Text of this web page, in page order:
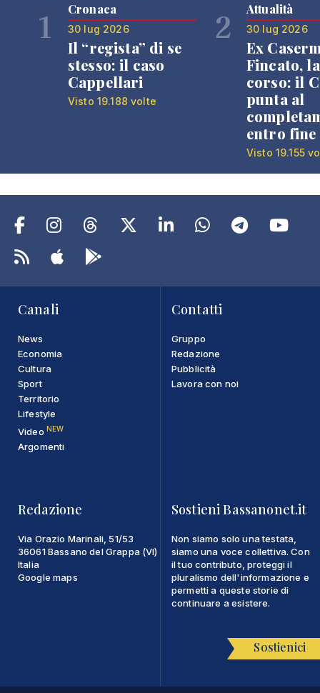
1 Cronaca
30 lug 2026
Il “regista” di se
stesso: il caso
Cappellari
Visto 19.188 volte
2 Attualità
30 lug 2026
Ex
Fincato,
corso: il
punta al
entro fine
Visto 19.155
Canali
News
Economia
Cultura
Sport
Territorio
Lifestyle
Video NEW
Argomenti
Contatti
Gruppo
Redazione
Pubblicità
Lavora con noi
Redazione
Via Orazio Marinali, 51/53
36061 Bassano del Grappa (VI)
Italia
Google maps
Sostieni Bassanonet.it
Non siamo solo una testata,
siamo una voce collettiva. Con
il tuo contributo, proteggi il
pluralismo dell'informazione e
permetti a queste storie di
continuare a esistere.
Sostienici